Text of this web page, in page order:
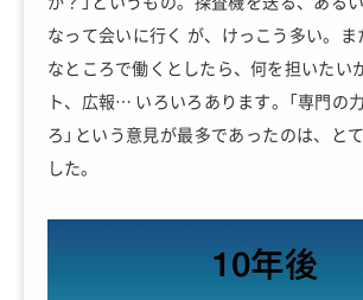
なって会いに行く が、けっこう多い。ま
なところで働くとしたら、何を担いたい
ト、広報… いろいろあります。「専門の
ろ」という意見が最多であったのは、と
した。